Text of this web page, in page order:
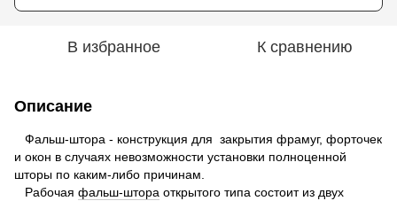
В избранное К сравнению
Описание
Фальш-штора - конструкция для закрытия фрамуг, форточек
и окон в случаях невозможности установки полноценной
шторы по каким-либо причинам.
Рабочая фальш-штора открытого типа состоит из двух